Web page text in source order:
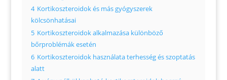
4 Kortikoszteroidok és más gyógyszerek
kölcsönhatásai
5 Kortikoszteroidok alkalmazása különböző
bőrproblémák esetén
6 Kortikoszteroidok használata terhesség és szoptatás
alatt